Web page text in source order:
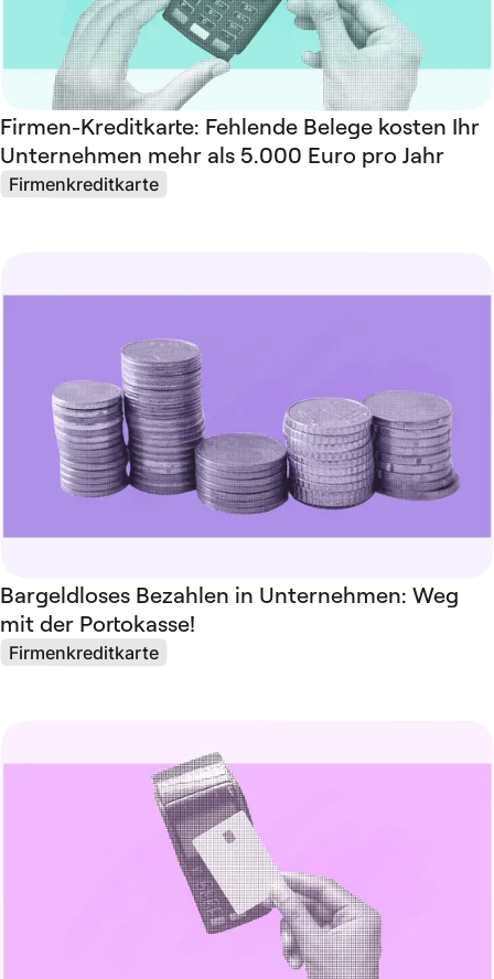
Firmen-Kreditkarte: Fehlende Belege kosten Ihr
Unternehmen mehr als 5.000 Euro pro Jahr
Firmenkreditkarte
Bargeldloses Bezahlen in Unternehmen: Weg
mit der Portokasse!
Firmenkreditkarte